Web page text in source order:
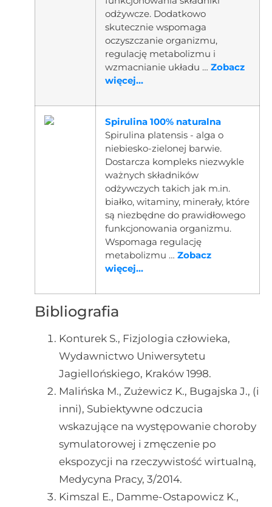
odżywcze. Dodatkowo
skutecznie wspomaga
oczyszczanie organizmu,
regulację metabolizmu i
wzmacnianie układu … Zobacz
więcej...
Spirulina 100% naturalna
Spirulina platensis - alga o
niebiesko-zielonej barwie.
Dostarcza kompleks niezwykle
ważnych składników
odżywczych takich jak m.in.
białko, witaminy, minerały, które
są niezbędne do prawidłowego
funkcjonowania organizmu.
Wspomaga regulację
metabolizmu … Zobacz
więcej...
Bibliografia
Konturek S., Fizjologia człowieka,
Wydawnictwo Uniwersytetu
Jagiellońskiego, Kraków 1998.
Malińska M., Zużewicz K., Bugajska J., (i
inni), Subiektywne odczucia
wskazujące na występowanie choroby
symulatorowej i zmęczenie po
ekspozycji na rzeczywistość wirtualną,
Medycyna Pracy, 3/2014.
Kimszal E., Damme-Ostapowicz K.,